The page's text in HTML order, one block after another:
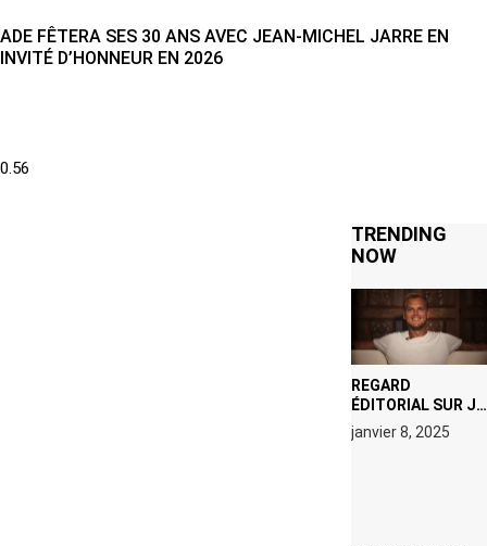
ADE FÊTERA SES 30 ANS AVEC JEAN-MICHEL JARRE EN
INVITÉ D’HONNEUR EN 2026
TRENDING
NOW
REGARD
ÉDITORIAL SUR JE
M’APPELLE TIM
(NETFLIX) : AVICII,
janvier 8, 2025